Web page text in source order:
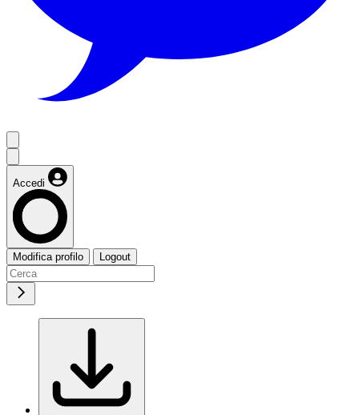
Accedi
Modifica profilo Logout